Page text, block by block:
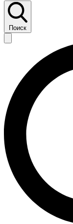
Поиск